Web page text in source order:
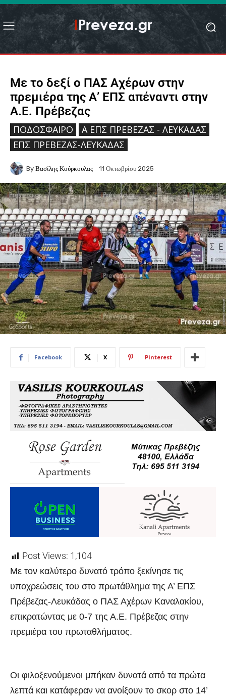
Με το δεξί ο ΠΑΣ Αχέρων στην
πρεμιέρα της Α’ ΕΠΣ απέναντι στην
Α.Ε. Πρέβεζας
ΠΟΔΌΣΦΑΙΡΟ
Ά ΕΠΣ ΠΡΈΒΕΖΑΣ - ΛΕΥΚΆΔΑΣ
ΕΠΣ ΠΡΈΒΕΖΑΣ-ΛΕΥΚΆΔΑΣ
By Βασίλης Κούρκουλας 11 Οκτωβρίου 2025
Facebook X Pinterest
Post Views: 1,104
Με τον καλύτερο δυνατό τρόπο ξεκίνησε τις
υποχρεώσεις του στο πρωτάθλημα της Α’ ΕΠΣ
Πρέβεζας-Λευκάδας ο ΠΑΣ Αχέρων Καναλακίου,
επικρατώντας με 0-7 της Α.Ε. Πρέβεζας στην
πρεμιέρα του πρωταθλήματος.
Οι φιλοξενούμενοι μπήκαν δυνατά από τα πρώτα
λεπτά και κατάφεραν να ανοίξουν το σκορ στο 14’